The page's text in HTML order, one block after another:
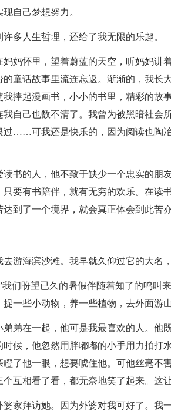
自己梦想努力。
多人生哲理，还给了我无限的乐趣。
妈怀里，望着蔚蓝的天空，听妈妈讲
童话故事里流连忘返。渐渐的，我长
捧起漫画书，小小的书里，精彩的故
自己也数不清了。我曾为被黑暗社会
过……可我还是快乐的，因为阅读也陶
读书的人，他不致于缺少一个忠实的朋
要有书陪伴，就有无穷的欢乐。在读
到了一个境界，就会真正体会到此苦亦
游海滨沙滩。我早就久仰过它的大名
我们盼望已久的暑假伴随着知了的鸣叫
一些小动物，养一些植物，去外面游
弟在一起，他可是我最喜欢的人。他
候，他忽然用胖嘟嘟的小手用力拍打
了他一眼，想要唬住他。可他丝毫不
互相看了看，都无奈地笑了起来。这
家拜访她。因为外婆对我可好了。我